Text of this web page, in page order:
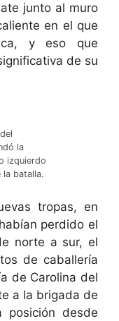
junto al muro
en el que
y eso que
de su
la
izquierdo
batalla.
tropas, en
perdido el
norte a sur, el
de caballería
de Carolina del
a la brigada de
posición desde